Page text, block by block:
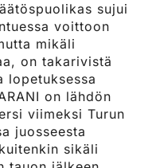
sujui
voittoon
mikäli
on takarivistä
lopetuksessa
on lähdön
viimeksi Turun
juosseesta
sikäli